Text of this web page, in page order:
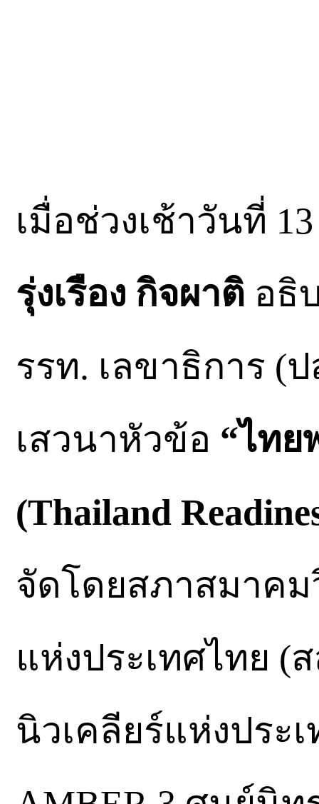
เมื่อช่วงเช้าวันที่
รุ่งเรือง กิจผาติ อธิ
รรท. เลขาธิการ (
เสวนาหัวข้อ “ไทย
(Thailand
จัดโดยสภาสมาค
แห่งประเทศไทย (
นิวเคลียร์แห่งประ